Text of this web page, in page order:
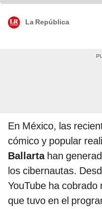
La República
En México, las
cómico y popular
Ballartahan
los cibernautas.
YouTube ha
que tuvo en el